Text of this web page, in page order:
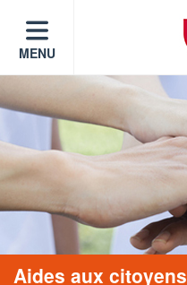
MENU
Aides aux citoyens